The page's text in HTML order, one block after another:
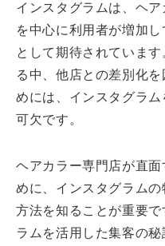
インスタグラムは、ヘ
を中心に利用者が増加
として期待されていま
る中、他店との差別化
めには、インスタグラ
可欠です。
ヘアカラー専門店が直
めに、インスタグラム
方法を知ることが重要
ラムを活用した集客の